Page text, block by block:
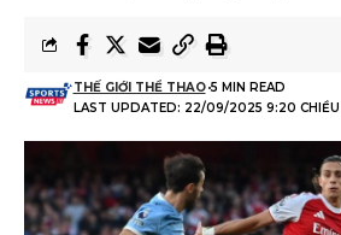
LAST UPDATED: 22/09/2025 9:20 CHIỀU
THẾ GIỚI THỂ THAO 5 MIN READ